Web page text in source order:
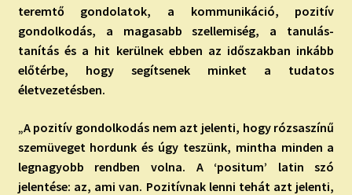
teremtő gondolatok, a kommunikáció, pozitív
gondolkodás, a magasabb szellemiség, a tanulás-
tanítás és a hit kerülnek ebben az időszakban inkább
előtérbe, hogy segítsenek minket a tudatos
életvezetésben.
„A pozitív gondolkodás nem azt jelenti, hogy rózsaszínű
szemüveget hordunk és úgy teszünk, mintha minden a
legnagyobb rendben volna. A ‘positum’ latin szó
jelentése: az, ami van. Pozitívnak lenni tehát azt jelenti,